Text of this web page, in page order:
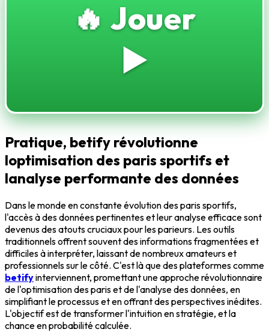
🔥 Jouer
▶️
Pratique, betify révolutionne
loptimisation des paris sportifs et
lanalyse performante des données
Dans le monde en constante évolution des paris sportifs,
l'accès à des données pertinentes et leur analyse efficace sont
devenus des atouts cruciaux pour les parieurs. Les outils
traditionnels offrent souvent des informations fragmentées et
difficiles à interpréter, laissant de nombreux amateurs et
professionnels sur le côté. C'est là que des plateformes comme
betifyinterviennent, promettant une approche révolutionnaire
de l'optimisation des paris et de l'analyse des données, en
simplifiant le processus et en offrant des perspectives inédites.
L'objectif est de transformer l'intuition en stratégie, et la
chance en probabilité calculée.